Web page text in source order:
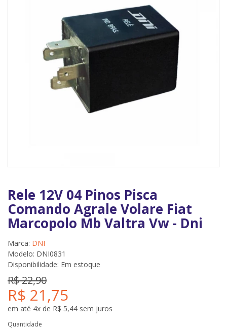
Rele 12V 04 Pinos Pisca
Comando Agrale Volare Fiat
Marcopolo Mb Valtra Vw - Dni
Marca: DNI
Modelo: DNI0831
Disponibilidade: Em estoque
R$ 22,90
R$ 21,75
em até 4x de R$ 5,44 sem juros
Quantidade